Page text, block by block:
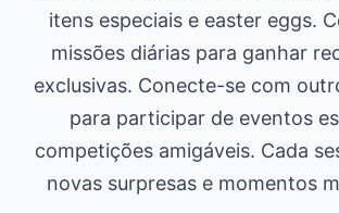
itens especiais e easter eggs.
missões diárias para ganhar
exclusivas. Conecte-se com
para participar de eventos
competições amigáveis. Cada
novas surpresas e momentos